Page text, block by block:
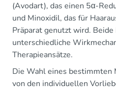
(Avodart), das einen 5α-
und Minoxidil, das für
Präparat genutzt wird.
unterschiedliche
Therapieansätze.
Die Wahl eines bestimmten
von den individuellen